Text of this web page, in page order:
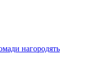
нагородять